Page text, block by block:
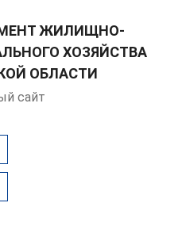
ЖИЛИЩНО-
ХОЗЯЙСТВА
ОБЛАСТИ
сайт